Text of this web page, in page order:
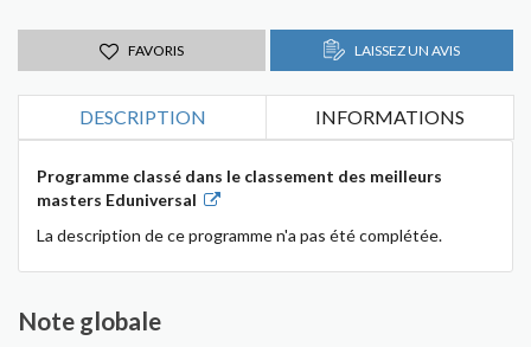
FAVORIS LAISSEZ UN AVIS
DESCRIPTION INFORMATIONS
Programme classé dans le classement des meilleurs
masters Eduniversal
La description de ce programme n'a pas été complétée.
Note globale